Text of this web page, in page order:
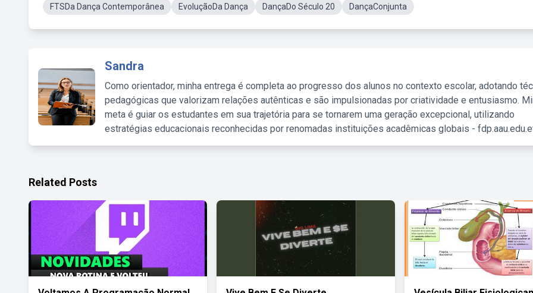
FTSDa Dança Contemporânea
EvoluçãoDa Dança DançaDo Século 20 DançaConjunta
Sandra
Como orientador, minha entrega é completa ao progresso dos alunos no contexto escolar, adotando
pedagógicas que valorizam relações autênticas e são impulsionadas por criatividade e entusiasmo.
meta é guiar os estudantes em sua trajetória para se tornarem uma geração excepcional, utilizando
estratégias educacionais reconhecidas por renomadas instituições acadêmicas globais -
Related Posts